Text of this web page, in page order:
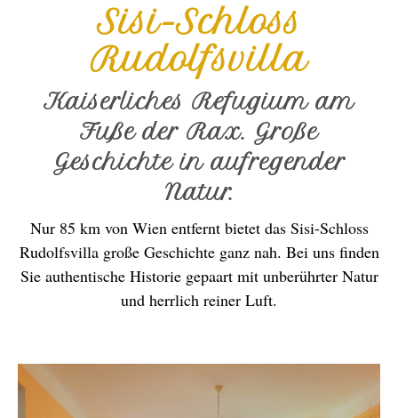
Sisi-Schloss
Rudolfsvilla
Kaiserliches Refugium am
Fuße der Rax. Große
Geschichte in aufregender
Natur.
Nur 85 km von Wien entfernt bietet das Sisi-Schloss
Rudolfsvilla große Geschichte ganz nah. Bei uns finden
Sie authentische Historie gepaart mit unberührter Natur
und herrlich reiner Luft.